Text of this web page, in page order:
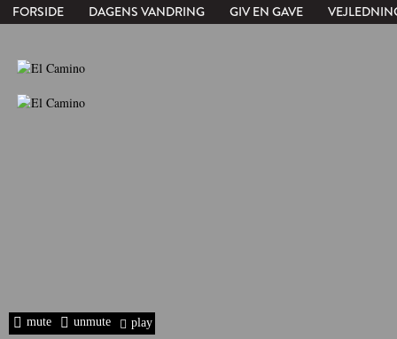
FORSIDE DAGENS VANDRING GIV EN GAVE
mute unmute
play